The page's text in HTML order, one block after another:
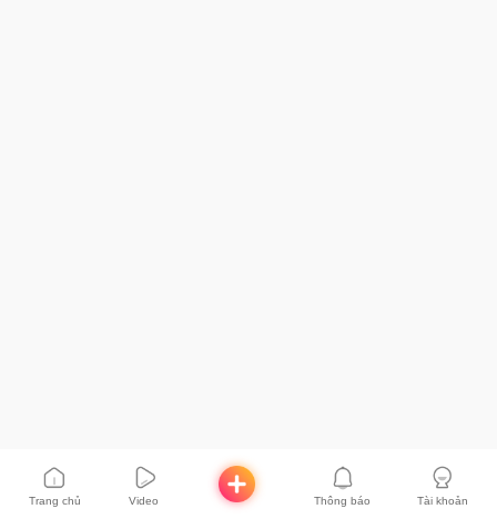
Trang chủ Video Thông báo Tài khoản